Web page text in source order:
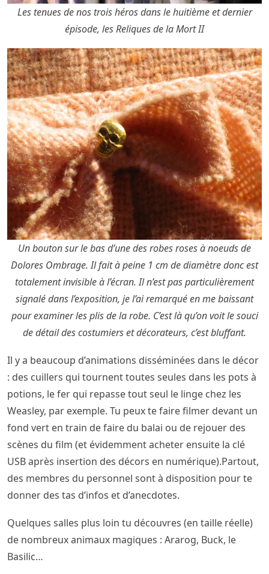
Les tenues de nos trois héros dans le huitième et dernier
épisode, les Reliques de la Mort II
Un bouton sur le bas d’une des robes roses à noeuds de
Dolores Ombrage. Il fait à peine 1 cm de diamètre donc est
totalement invisible à l’écran. Il n’est pas particulièrement
signalé dans l’exposition, je l’ai remarqué en me baissant
pour examiner les plis de la robe. C’est là qu’on voit le souci
de détail des costumiers et décorateurs, c’est bluffant.
Il y a beaucoup d’animations disséminées dans le décor
: des cuillers qui tournent toutes seules dans les pots à
potions, le fer qui repasse tout seul le linge chez les
Weasley, par exemple. Tu peux te faire filmer devant un
fond vert en train de faire du balai ou de rejouer des
scènes du film (et évidemment acheter ensuite la clé
USB après insertion des décors en numérique).Partout,
des membres du personnel sont à disposition pour te
donner des tas d’infos et d’anecdotes.
Quelques salles plus loin tu découvres (en taille réelle)
de nombreux animaux magiques : Ararog, Buck, le
Basilic…